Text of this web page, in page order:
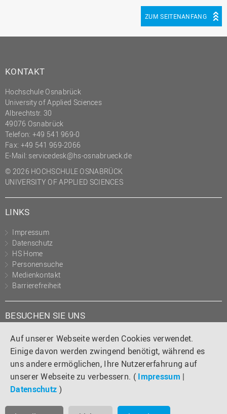
Auf unserer Webseite werden Cookies verwendet.
Einige davon werden zwingend benötigt, während es
uns andere ermöglichen, Ihre Nutzererfahrung auf
unserer Webseite zu verbessern. ( Impressum |
Datenschutz )
ZUM SEITENANFANG
KONTAKT
Hochschule Osnabrück
University of Applied Sciences
Albrechtstr. 30
49076 Osnabrück
Telefon: +49 541 969-0
Fax: +49 541 969-2066
E-Mail: servicedesk@hs-osnabrueck.de
© 2026 HOCHSCHULE OSNABRÜCK
UNIVERSITY OF APPLIED SCIENCES
LINKS
Impressum
Datenschutz
HS Home
Personensuche
Medienkontakt
Barrierefreiheit
BESUCHEN SIE UNS
Instagram
TiktokLinkedIn
YouTube
Facebook